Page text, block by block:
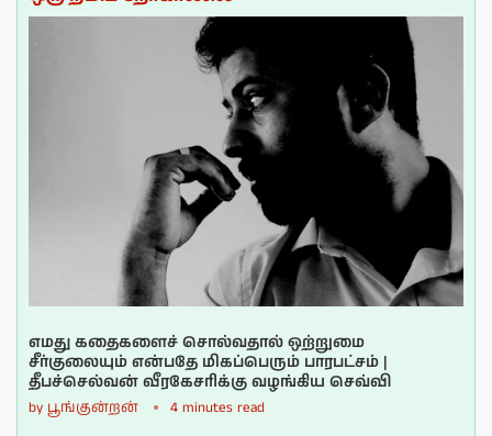
எமது கதைகளைச் சொல்வதால் ஒற்றுமை
சீர்குலையும் என்பதே மிகப்பெரும் பாரபட்சம் |
தீபச்செல்வன் வீரகேசரிக்கு வழங்கிய செவ்வி
by பூங்குன்றன் 4 minutes read